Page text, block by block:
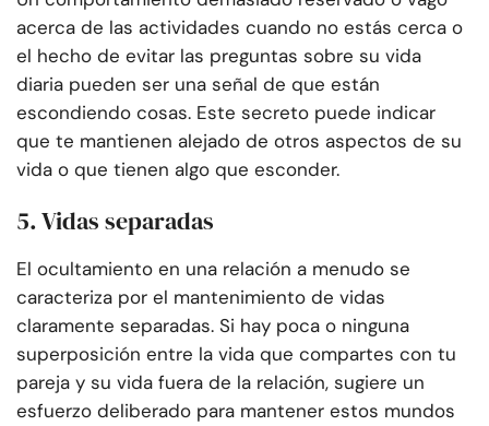
acerca de las actividades cuando no estás cerca o
el hecho de evitar las preguntas sobre su vida
diaria pueden ser una señal de que están
escondiendo cosas. Este secreto puede indicar
que te mantienen alejado de otros aspectos de su
vida o que tienen algo que esconder.
5. Vidas separadas
El ocultamiento en una relación a menudo se
caracteriza por el mantenimiento de vidas
claramente separadas. Si hay poca o ninguna
superposición entre la vida que compartes con tu
pareja y su vida fuera de la relación, sugiere un
esfuerzo deliberado para mantener estos mundos